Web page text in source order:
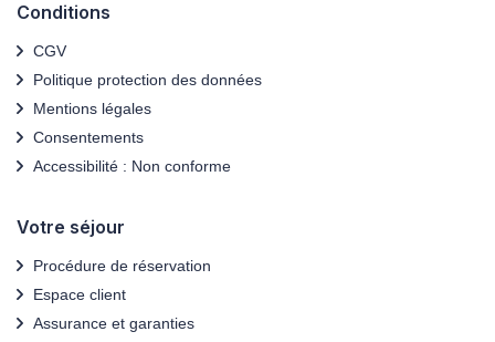
Conditions
CGV
Politique protection des données
Mentions légales
Consentements
Accessibilité : Non conforme
Votre séjour
Procédure de réservation
Espace client
Assurance et garanties